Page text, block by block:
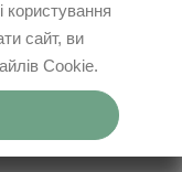
користування
сайт, ви
Cookie.